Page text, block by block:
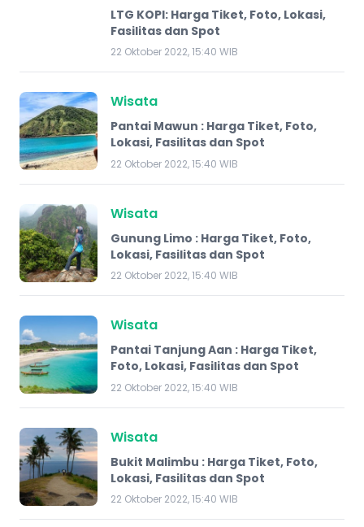
LTG KOPI: Harga Tiket, Foto, Lokasi,
Fasilitas dan Spot
22 Oktober 2022, 15:40 WIB
Wisata
Pantai Mawun : Harga Tiket, Foto,
Lokasi, Fasilitas dan Spot
22 Oktober 2022, 15:40 WIB
Wisata
Gunung Limo : Harga Tiket, Foto,
Lokasi, Fasilitas dan Spot
22 Oktober 2022, 15:40 WIB
Wisata
Pantai Tanjung Aan : Harga Tiket,
Foto, Lokasi, Fasilitas dan Spot
22 Oktober 2022, 15:40 WIB
Wisata
Bukit Malimbu : Harga Tiket, Foto,
Lokasi, Fasilitas dan Spot
22 Oktober 2022, 15:40 WIB